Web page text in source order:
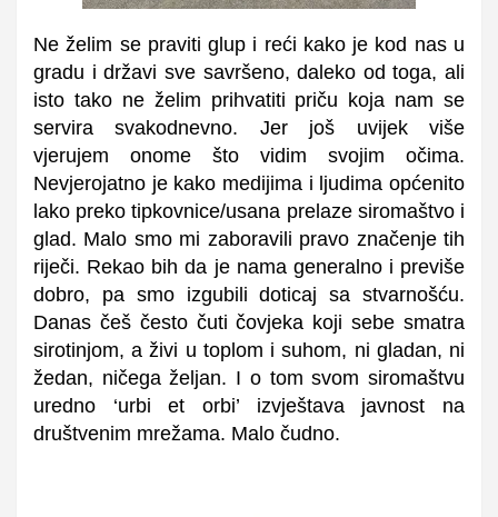
Ne želim se praviti glup i reći kako je kod nas u
gradu i državi sve savršeno, daleko od toga, ali
isto tako ne želim prihvatiti priču koja nam se
servira svakodnevno. Jer još uvijek više
vjerujem onome što vidim svojim očima.
Nevjerojatno je kako medijima i ljudima općenito
lako preko tipkovnice/usana prelaze siromaštvo i
glad. Malo smo mi zaboravili pravo značenje tih
riječi. Rekao bih da je nama generalno i previše
dobro, pa smo izgubili doticaj sa stvarnošću.
Danas češ često čuti čovjeka koji sebe smatra
sirotinjom, a živi u toplom i suhom, ni gladan, ni
žedan, ničega željan. I o tom svom siromaštvu
uredno ‘urbi et orbi’ izvještava javnost na
društvenim mrežama. Malo čudno.